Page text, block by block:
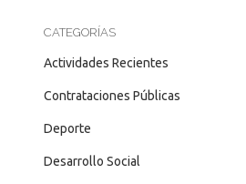
CATEGORÍAS
Actividades Recientes
Contrataciones Públicas
Deporte
Desarrollo Social